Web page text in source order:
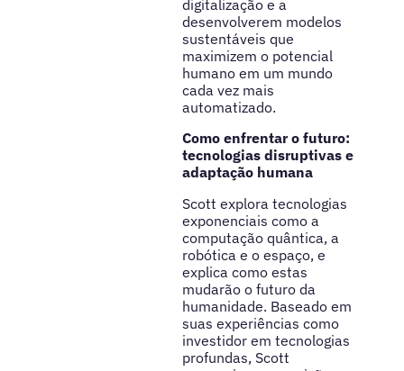
digitalização e a
desenvolverem modelos
sustentáveis que
maximizem o potencial
humano em um mundo
cada vez mais
automatizado.
Como enfrentar o futuro:
tecnologias disruptivas e
adaptação humana
Scott explora tecnologias
exponenciais como a
computação quântica, a
robótica e o espaço, e
explica como estas
mudarão o futuro da
humanidade. Baseado em
suas experiências como
investidor em tecnologias
profundas, Scott